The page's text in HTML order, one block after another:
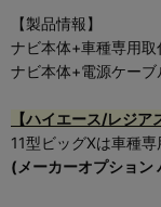
【製品情報】
ナビ本体+車種専用取
ナビ本体+電源ケーブ
【ハイエース/レジア
11型ビッグXは車種専
(メーカーオプション